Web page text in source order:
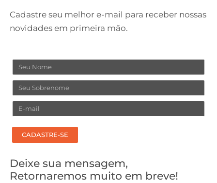
Cadastre seu melhor e-mail para receber nossas
novidades em primeira mão.
Nome
Sobrenome
Email
CADASTRE-SE
Deixe sua mensagem,
Retornaremos muito em breve!